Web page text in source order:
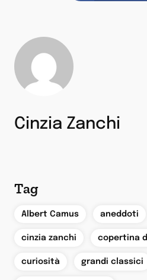
Cinzia Zanchi
Tag
Albert Camus aneddoti
cinzia zanchi copertina
curiosità grandi classici